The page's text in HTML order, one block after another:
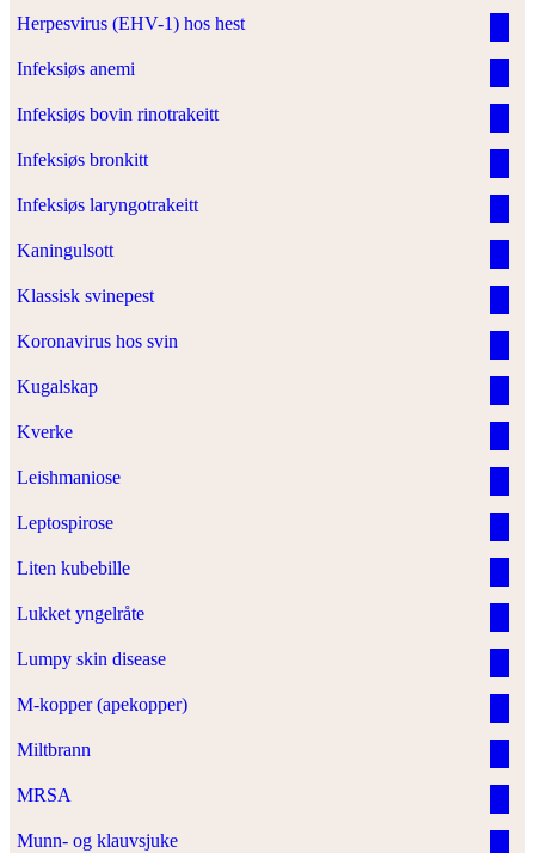
Herpesvirus (EHV-1) hos hest
Infeksiøs anemi
Infeksiøs bovin rinotrakeitt
Infeksiøs bronkitt
Infeksiøs laryngotrakeitt
Kaningulsott
Klassisk svinepest
Koronavirus hos svin
Kugalskap
Kverke
Leishmaniose
Leptospirose
Liten kubebille
Lukket yngelråte
Lumpy skin disease
M-kopper (apekopper)
Miltbrann
MRSA
Munn- og klauvsjuke